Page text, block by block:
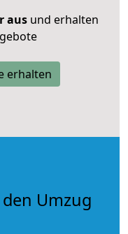
ausund erhalten
erhalten
Umzug